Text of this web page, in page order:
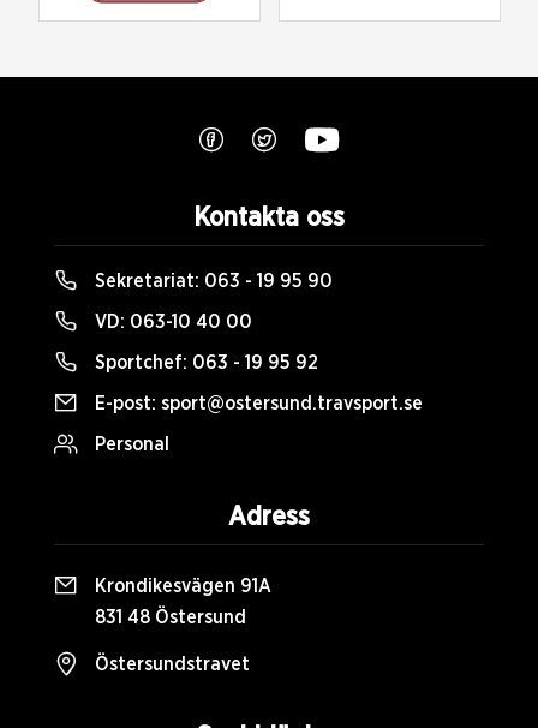
Kontakta oss
Sekretariat: 063 - 19 95 90
VD: 063-10 40 00
Sportchef: 063 - 19 95 92
E-post: sport@ostersund.travsport.se
Personal
Adress
Krondikesvägen 91A
831 48 Östersund
Östersundstravet